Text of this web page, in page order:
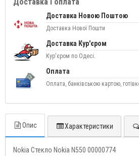
Доставка Новою Поштою
Доставка Нової Пошти
Доставка Кур'єром
Кур'єром по Одесі.
Оплата
Оплата, банківською картою,
Опис Характеристики
Nokia Стекло Nokia N550 00000774